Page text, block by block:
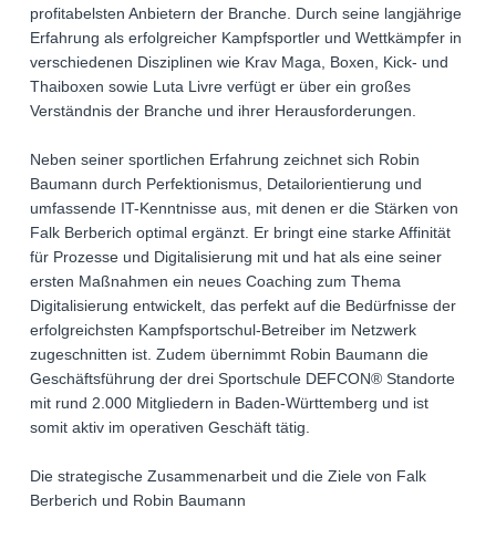
profitabelsten Anbietern der Branche. Durch seine langjährige
Erfahrung als erfolgreicher Kampfsportler und Wettkämpfer in
verschiedenen Disziplinen wie Krav Maga, Boxen, Kick- und
Thaiboxen sowie Luta Livre verfügt er über ein großes
Verständnis der Branche und ihrer Herausforderungen.
Neben seiner sportlichen Erfahrung zeichnet sich Robin
Baumann durch Perfektionismus, Detailorientierung und
umfassende IT-Kenntnisse aus, mit denen er die Stärken von
Falk Berberich optimal ergänzt. Er bringt eine starke Affinität
für Prozesse und Digitalisierung mit und hat als eine seiner
ersten Maßnahmen ein neues Coaching zum Thema
Digitalisierung entwickelt, das perfekt auf die Bedürfnisse der
erfolgreichsten Kampfsportschul-Betreiber im Netzwerk
zugeschnitten ist. Zudem übernimmt Robin Baumann die
Geschäftsführung der drei Sportschule DEFCON® Standorte
mit rund 2.000 Mitgliedern in Baden-Württemberg und ist
somit aktiv im operativen Geschäft tätig.
Die strategische Zusammenarbeit und die Ziele von Falk
Berberich und Robin Baumann